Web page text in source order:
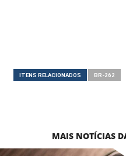
ITENS RELACIONADOS BR-262
MAIS NOTÍCIAS